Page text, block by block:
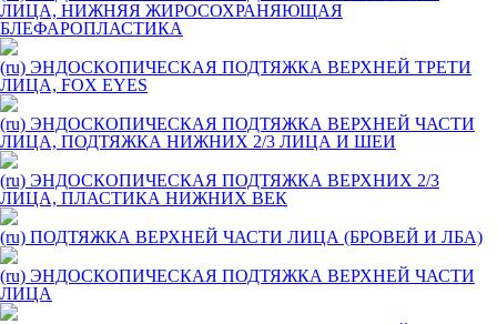
ЛИЦА, НИЖНЯЯ ЖИРОСОХРАНЯЮЩАЯ
БЛЕФАРОПЛАСТИКА
(ru) ЭНДОСКОПИЧЕСКАЯ ПОДТЯЖКА ВЕРХНЕЙ ТРЕТИ
ЛИЦА, FOX EYES
(ru) ЭНДОСКОПИЧЕСКАЯ ПОДТЯЖКА ВЕРХНЕЙ ЧАСТИ
ЛИЦА, ПОДТЯЖКА НИЖНИХ 2/3 ЛИЦА И ШЕИ
(ru) ЭНДОСКОПИЧЕСКАЯ ПОДТЯЖКА ВЕРХНИХ 2/3
ЛИЦА, ПЛАСТИКА НИЖНИХ ВЕК
(ru) ПОДТЯЖКА ВЕРХНЕЙ ЧАСТИ ЛИЦА (БРОВЕЙ И ЛБА)
(ru) ЭНДОСКОПИЧЕСКАЯ ПОДТЯЖКА ВЕРХНЕЙ ЧАСТИ
ЛИЦА